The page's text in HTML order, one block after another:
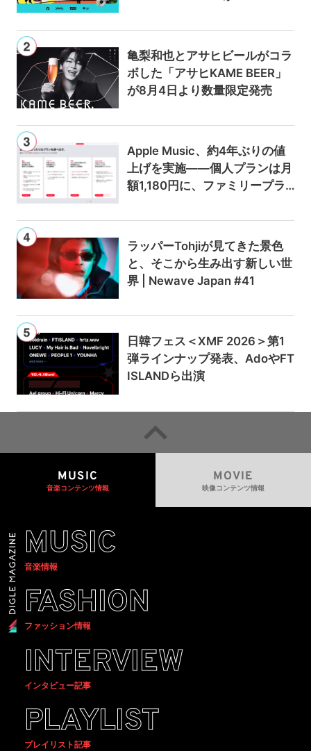
ブ配信
亀梨和也とアサヒビールがコラ
ボした「アサヒKAME BEER」
が8月4日より数量限定発売
Apple Music、約4年ぶりの値
上げを実施——個人プランは月
額1,180円に、ファミリープラ
ラッパーTohjiが見てきた景色
と、そこから生み出す新しい世
界 | Newave Japan #41
日韓フェス＜XMF 2026＞第1
弾ラインナップ発表、AdoやFT
ISLANDら出演
MUSIC
音楽コンテンツ情報
MOVIE
映像コンテンツ情報
MUSIC
音楽情報
FASHION
ファッション情報
INTERVIEW
インタビュー記事
PLAYLIST
プレイリスト記事